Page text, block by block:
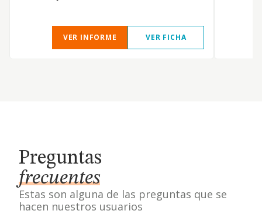
VER INFORME VER FICHA
Preguntas
frecuentes
Estas son alguna de las preguntas que se
hacen nuestros usuarios